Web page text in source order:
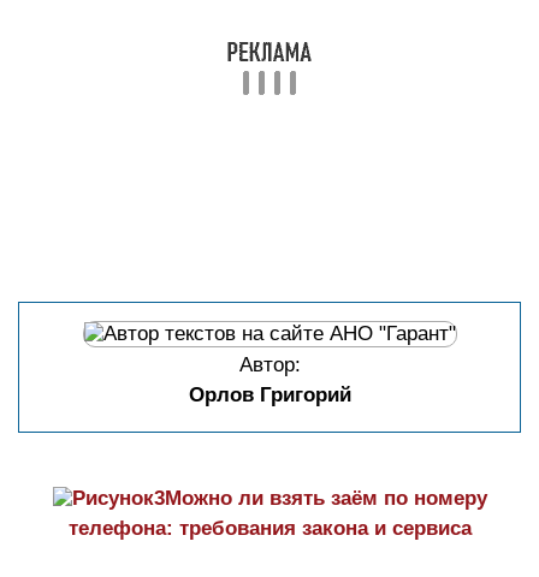
Автор:
Орлов Григорий
Можно ли взять заём по номеру
телефона: требования закона и сервиса